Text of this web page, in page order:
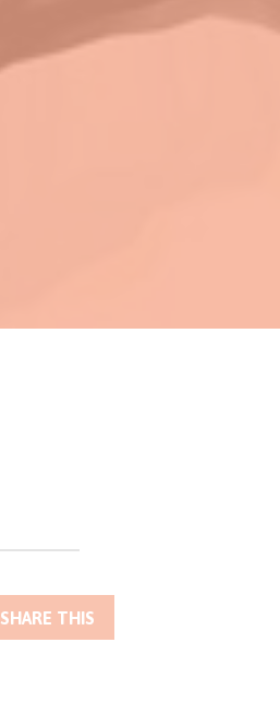
SHARE THIS